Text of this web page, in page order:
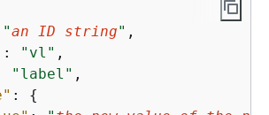
"an ID string" ,
: "vl" ,
"label" ,
: {